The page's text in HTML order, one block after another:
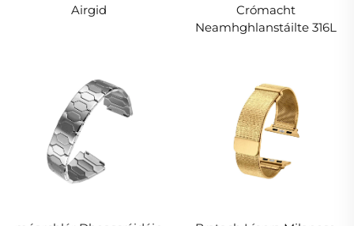
Airgid
Crómacht
Neamhghlanstáilte 316L